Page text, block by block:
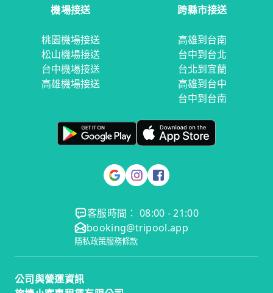
機場接送
桃園機場接送
松山機場接送
台中機場接送
高雄機場接送
跨縣市接送
高雄到台南
台中到台北
台北到宜蘭
高雄到台中
台中到台南
客服時間： 08:00 - 21:00
booking@tripool.app
隱私政策服務條款
公司與營運資訊